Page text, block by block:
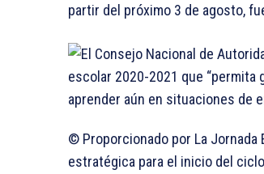
partir del próximo 3 de agosto,
© Proporcionado por La Jornada
estratégica para el inicio del